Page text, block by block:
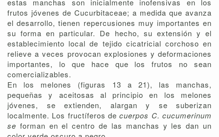
estas manchas son inicialmente inofensivas en los
frutos jóvenes de Cucurbitaceae; a medida que avanza
el desarrollo, tienen repercusiones muy importantes en
su forma en particular. De hecho, su extensión y el
establecimiento local de tejido cicatricial corchoso en
relieve a veces provocan explosiones y deformaciones
importantes, lo que hace que los frutos no sean
comercializables.
En los melones (figuras 13 a 21), las manchas,
pequeñas y aceitosas al principio en los melones
jóvenes, se extienden, alargan y se suberizan
localmente. Los fructíferos decuerpos C. cucumerinum
se forman en el centro de las manchas y les dan un